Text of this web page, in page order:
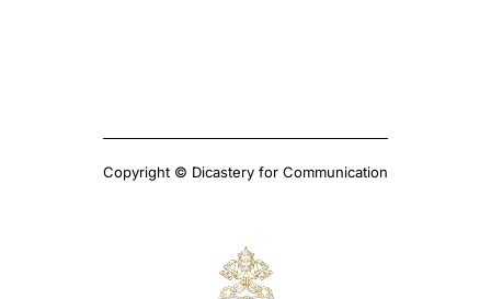
Copyright © Dicastery for Communication